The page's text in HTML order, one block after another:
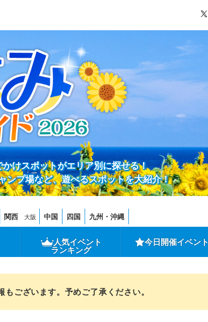
けスポットがエリア別に探せる！
ンプ場など、遊べるスポットを大紹介！
関西 大阪 中国 四国 九州・沖縄
人気イベント
ランキング
今日開催イベント
ございます。予めご了承ください。